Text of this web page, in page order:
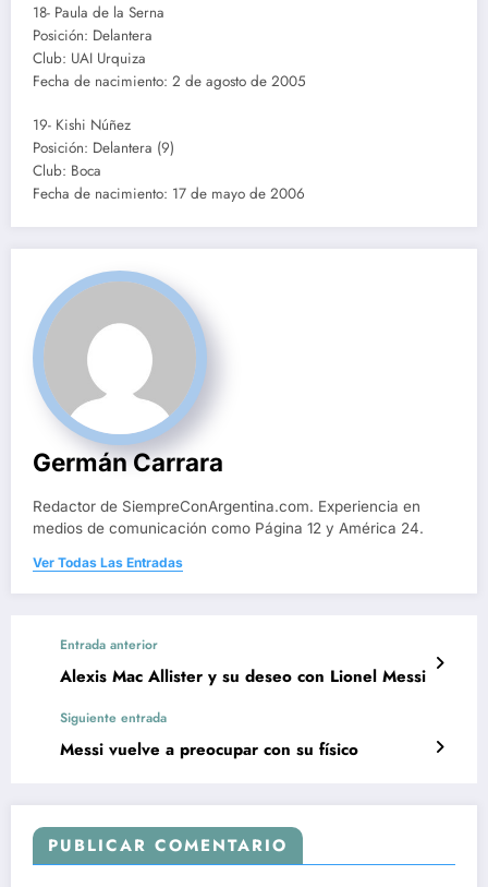
18- Paula de la Serna
Posición: Delantera
Club: UAI Urquiza
Fecha de nacimiento: 2 de agosto de 2005
19- Kishi Núñez
Posición: Delantera (9)
Club: Boca
Fecha de nacimiento: 17 de mayo de 2006
Germán Carrara
Redactor de SiempreConArgentina.com. Experiencia en
medios de comunicación como Página 12 y América 24.
Ver Todas Las Entradas
Entrada anterior
Alexis Mac Allister y su deseo con Lionel Messi
Siguiente entrada
Messi vuelve a preocupar con su físico
PUBLICAR COMENTARIO